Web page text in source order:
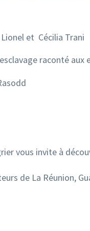
et Cécilia Trani
raconté aux
vous invite à
de La Réunion,